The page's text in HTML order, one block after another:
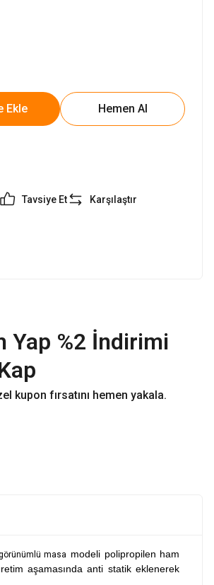
Ekle Hemen Al
Tavsiye Et Karşılaştır
Yap %2 İndirimi
kupon fırsatını hemen yakala.
masa modeli polipropilen ham
aşamasında anti statik eklenerek